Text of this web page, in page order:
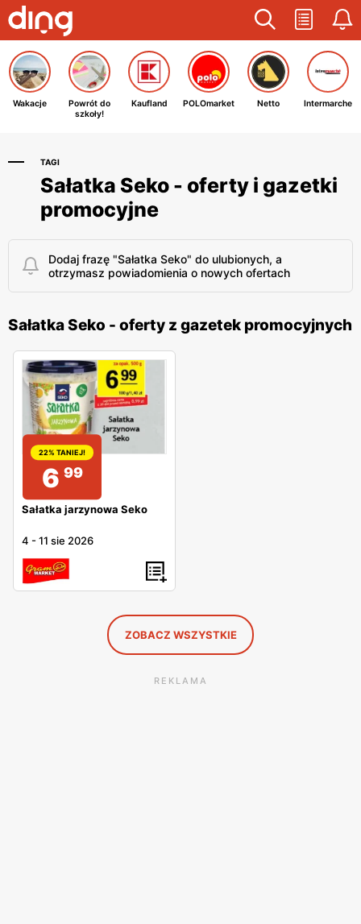
Wakacje
Powrót do
szkoły!
Kaufland POLOmarket Netto Intermarche
TAGI
Sałatka Seko - oferty i gazetki
promocyjne
Dodaj frazę "Sałatka Seko" do ulubionych, a
otrzymasz powiadomienia o nowych ofertach
Sałatka Seko - oferty z gazetek promocyjnych
22% TANIEJ!
6 99
Sałatka jarzynowa Seko
4 -11 sie 2026
ZOBACZ WSZYSTKIE
REKLAMA